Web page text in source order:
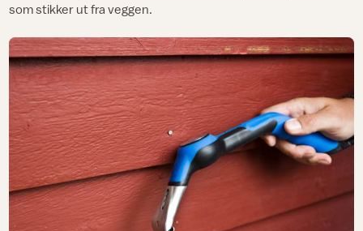
som stikker ut fra veggen.